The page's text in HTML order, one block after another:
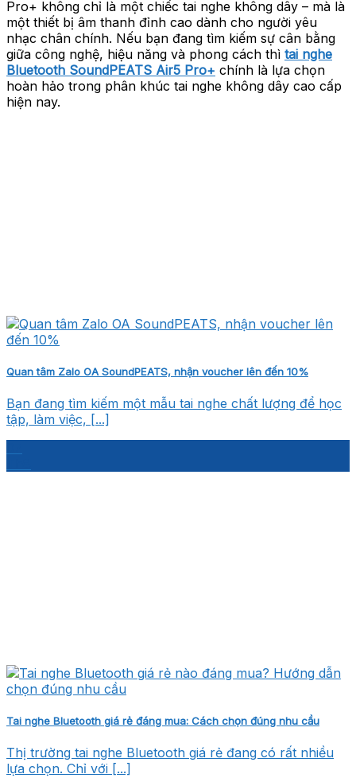
Pro+ không chỉ là một chiếc tai nghe không dây – mà là
một thiết bị âm thanh đỉnh cao dành cho người yêu
nhạc chân chính. Nếu bạn đang tìm kiếm sự cân bằng
giữa công nghệ, hiệu năng và phong cách thì tai nghe
Bluetooth SoundPEATS Air5 Pro+ chính là lựa chọn
hoàn hảo trong phân khúc tai nghe không dây cao cấp
hiện nay.
Quan tâm Zalo OA SoundPEATS, nhận voucher lên đến 10%
Bạn đang tìm kiếm một mẫu tai nghe chất lượng để học
tập, làm việc, [...]
Tai nghe Bluetooth giá rẻ đáng mua: Cách chọn đúng nhu cầu
Thị trường tai nghe Bluetooth giá rẻ đang có rất nhiều
lựa chọn. Chỉ với [...]